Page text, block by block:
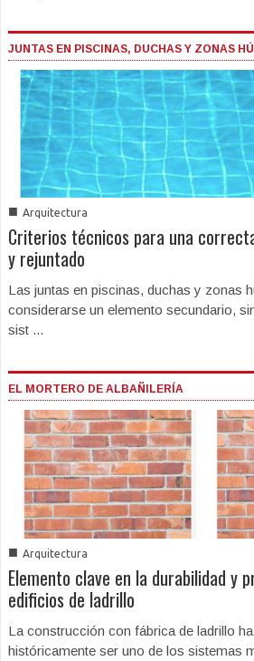
JUNTAS EN PISCINAS, DUCHAS Y ZONAS
■ Arquitectura
Criterios técnicos para una
y rejuntado
Las juntas en piscinas, duchas y zonas
considerarse un elemento secundario,
sist ...
EL MORTERO DE ALBAÑILERÍA
■ Arquitectura
Elemento clave en la durabilidad y
edificios de ladrillo
La construcción con fábrica de ladrillo
históricamente ser uno de los sistemas